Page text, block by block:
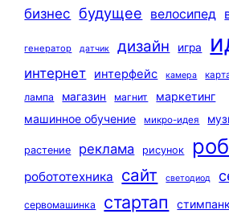
бизнес будущее велосипед
генератор датчик дизайн игра
интернет интерфейс камера
лампа
магазин магнит
маркетинг
машинное обучение
микро-идея
растение реклама рисунок
робототехника сайт светодиод
сервомашинка стартап стимпанк